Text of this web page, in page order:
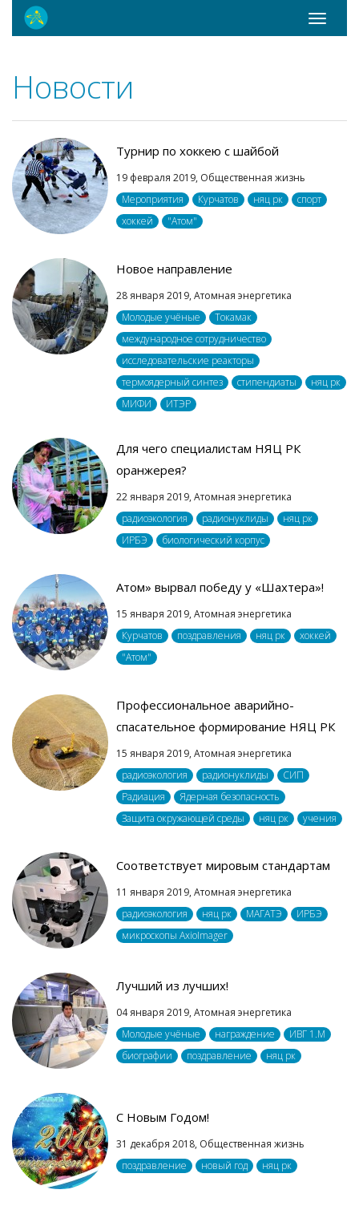
Toggle
Новости
Турнир по хоккею с шайбой
19 февраля 2019, Общественная жизнь
Мероприятия
Курчатов няц рк
спорт
хоккей
"Атом"
Новое направление
28 января 2019, Атомная энергетика
Молодые учёные
Токамак
международное сотрудничество
исследовательские реакторы
термоядерный синтез
стипендиаты
няц рк
МИФИ
ИТЭР
Для чего специалистам НЯЦ РК
оранжерея?
22 января 2019, Атомная энергетика
радиоэкология
радионуклиды
няц рк
ИРБЭ
биологический корпус
Атом» вырвал победу у «Шахтера»!
15 января 2019, Атомная энергетика
Курчатов
поздравления няц рк
хоккей
"Атом"
Профессиональное аварийно-
спасательное формирование НЯЦ РК
15 января 2019, Атомная энергетика
радиоэкология
радионуклиды
СИП
Радиация
Ядерная безопасность
Защита окружающей среды
няц рк учения
Соответствует мировым стандартам
11 января 2019, Атомная энергетика
радиоэкология
няц рк МАГАТЭ
ИРБЭ
микроскопы AxioImager
Лучший из лучших!
04 января 2019, Атомная энергетика
Молодые учёные
награждение
ИВГ 1.M
биографии
поздравление няц рк
C Новым Годом!
31 декабря 2018, Общественная жизнь
поздравление
новый год няц рк